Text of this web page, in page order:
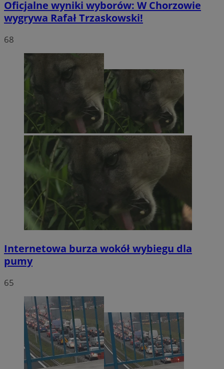
Oficjalne wyniki wyborów: W Chorzowie
wygrywa Rafał Trzaskowski!
68
Internetowa burza wokół wybiegu dla
pumy
65